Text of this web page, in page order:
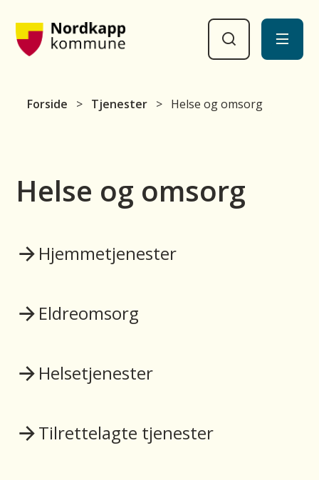
Du er her:
Forside Tjenester Helse og omsorg
Helse og omsorg
Hjemmetjenester
Eldreomsorg
Helsetjenester
Tilrettelagte tjenester